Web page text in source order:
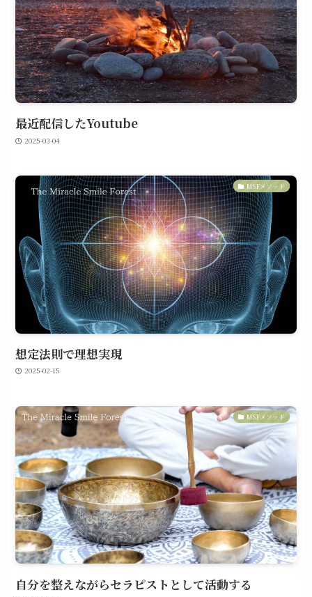
最近配信したYoutube
2025-03-04
MSFメソッド
想定法則で理想実現
2025-02-15
MSFメソッド
自分を整えながらセラピストとして活動する